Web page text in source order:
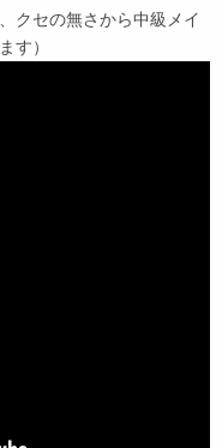
クセの無さから中級メイ
す）